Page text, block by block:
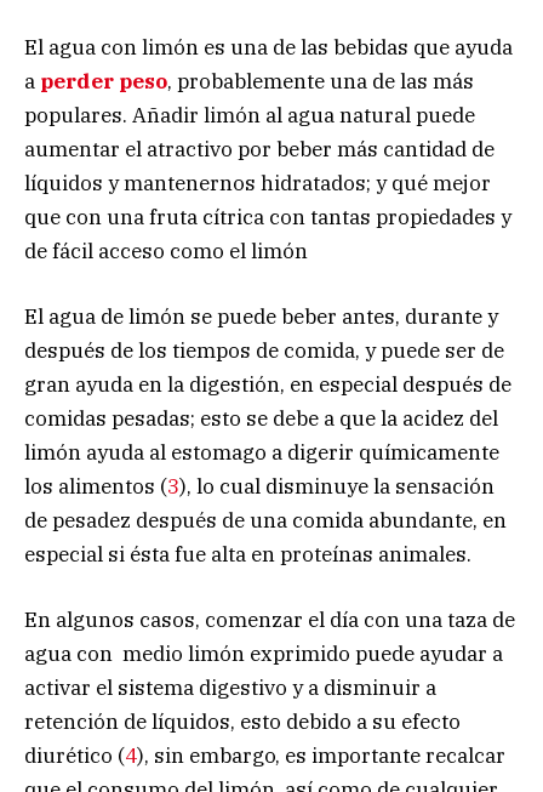
El agua con limón es una de las bebidas que ayuda
a perder peso, probablemente una de las más
populares. Añadir limón al agua natural puede
aumentar el atractivo por beber más cantidad de
líquidos y mantenernos hidratados; y qué mejor
que con una fruta cítrica con tantas propiedades y
de fácil acceso como el limón
El agua de limón se puede beber antes, durante y
después de los tiempos de comida, y puede ser de
gran ayuda en la digestión, en especial después de
comidas pesadas; esto se debe a que la acidez del
limón ayuda al estomago a digerir químicamente
los alimentos (3), lo cual disminuye la sensación
de pesadez después de una comida abundante, en
especial si ésta fue alta en proteínas animales.
En algunos casos, comenzar el día con una taza de
agua con medio limón exprimido puede ayudar a
activar el sistema digestivo y a disminuir a
retención de líquidos, esto debido a su efecto
diurético (4), sin embargo, es importante recalcar